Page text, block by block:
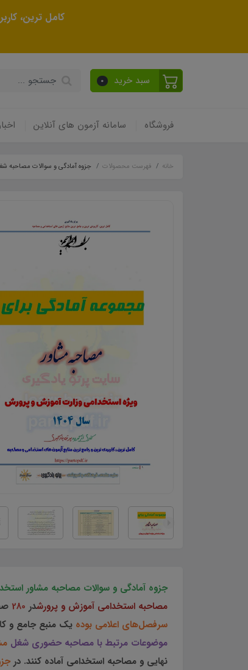
کامل ترین،
سبد خرید 0
فروشگاه سامانه آزمون های آنلاین
خانه فهرست محصولات جزوه آمادگی و سوالات مصاحبه
جزوه آمادگی و سوالات مصاحبه مشاور
مصاحبه استخدامی آموزش و پرورشدر 280
سرفصل‌های اعلامی بوده یک منبع جامع و
موضوعات مرتبط با مصاحبه حضوری شغل
نهایی و مصاحبه استخدامی آماده کنند. در